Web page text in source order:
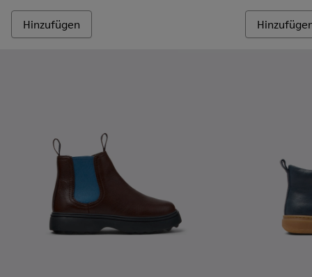
Hinzufügen